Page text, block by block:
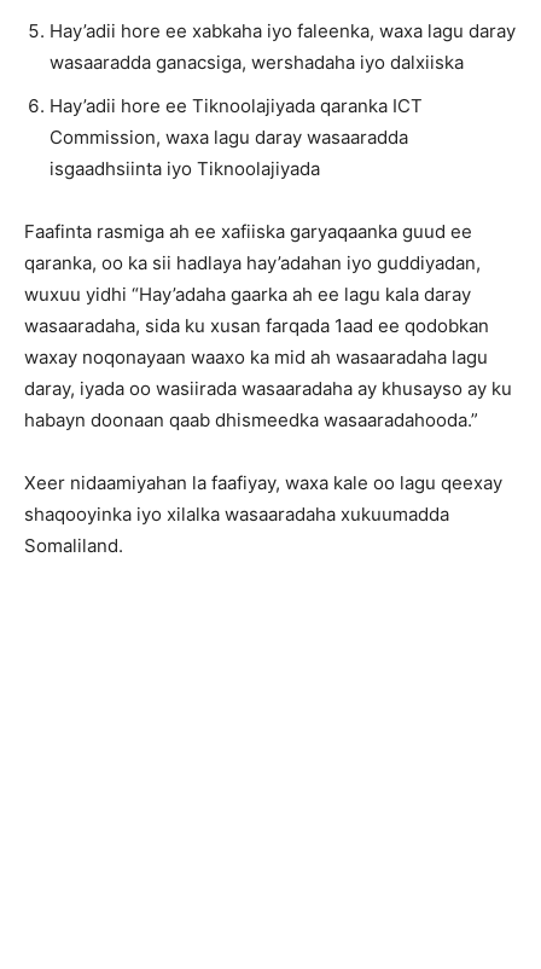
Hay’adii hore ee xabkaha iyo faleenka, waxa lagu daray
wasaaradda ganacsiga, wershadaha iyo dalxiiska
Hay’adii hore ee Tiknoolajiyada qaranka ICT
Commission, waxa lagu daray wasaaradda
isgaadhsiinta iyo Tiknoolajiyada
Faafinta rasmiga ah ee xafiiska garyaqaanka guud ee
qaranka, oo ka sii hadlaya hay’adahan iyo guddiyadan,
wuxuu yidhi “Hay’adaha gaarka ah ee lagu kala daray
wasaaradaha, sida ku xusan farqada 1aad ee qodobkan
waxay noqonayaan waaxo ka mid ah wasaaradaha lagu
daray, iyada oo wasiirada wasaaradaha ay khusayso ay ku
habayn doonaan qaab dhismeedka wasaaradahooda.”
Xeer nidaamiyahan la faafiyay, waxa kale oo lagu qeexay
shaqooyinka iyo xilalka wasaaradaha xukuumadda
Somaliland.